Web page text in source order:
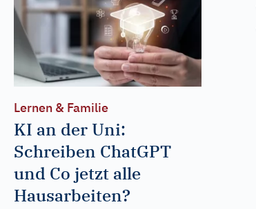
Lernen & Familie
KI an der Uni:
Schreiben ChatGPT
und Co jetzt alle
Hausarbeiten?